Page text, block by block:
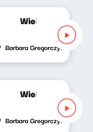
Wielki świat
Barbara Gregorczyk
Wielki świat
Barbara Gregorczyk